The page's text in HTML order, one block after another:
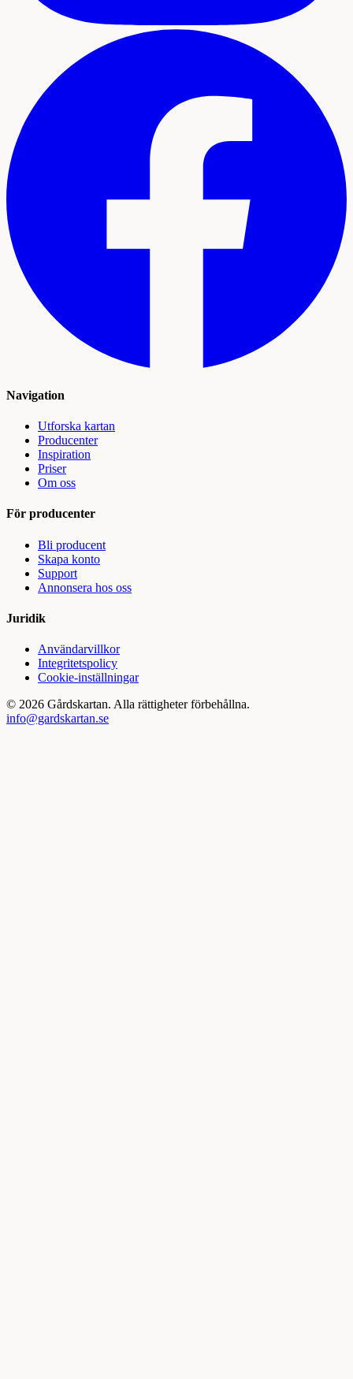
Navigation
Utforska kartan
Producenter
Inspiration
Priser
Om oss
För producenter
Bli producent
Skapa konto
Support
Annonsera hos oss
Juridik
Användarvillkor
Integritetspolicy
Cookie-inställningar
© 2026 Gårdskartan. Alla rättigheter förbehållna.
info@gardskartan.se